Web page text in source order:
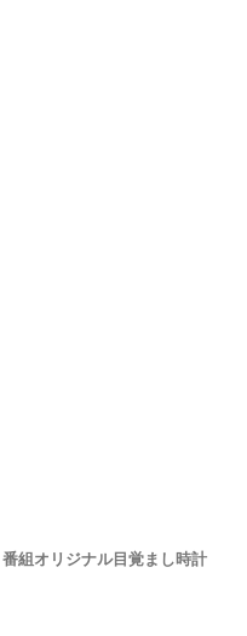
組オリジナル目覚まし時計